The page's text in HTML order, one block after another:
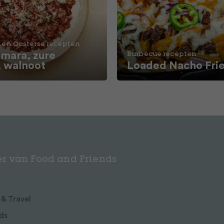
Oosterse recepten
zure
walnoot
Barbecue recepten
Loaded Nacho
van Food and Friends
Travel